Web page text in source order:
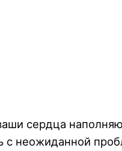
сердца
с неожиданной